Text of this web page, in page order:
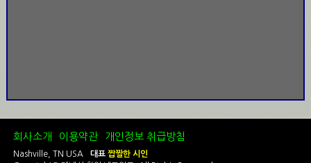
회사소개 이용약관 개인정보 취급방침
Nashville, TN USA 대표 짭짤한 시인